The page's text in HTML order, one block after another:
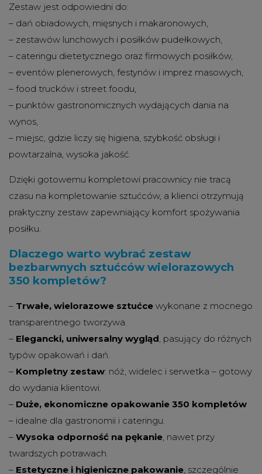
Zestaw jest odpowiedni do:
– dań obiadowych, mięsnych i makaronowych,
– zestawów lunchowych i posiłków pudełkowych,
– cateringu dietetycznego oraz firmowych posiłków,
– eventów plenerowych, festynów i imprez masowych,
– food trucków i street foodu,
– punktów gastronomicznych wydających dania na
wynos,
– miejsc, gdzie liczy się higiena, szybkość obsługi i
powtarzalna, wysoka jakość.
Dzięki gotowemu kompletowi pracownicy nie tracą
czasu na kompletowanie sztućców, a klienci otrzymują
praktyczny zestaw zapewniający komfort spożywania
posiłku.
Dlaczego warto wybrać zestaw
bezbarwnych sztućców wielorazowych
350 kompletów?
– Trwałe, wielorazowe sztućce wykonane z mocnego
transparentnego tworzywa.
– Elegancki, uniwersalny wygląd, pasujący do różnych
typów opakowań i dań.
– Kompletny zestaw: nóż, widelec i serwetka – gotowy
do wydania klientowi.
– Duże, ekonomiczne opakowanie 350 kompletów
– idealne dla gastronomii i cateringu.
– Wysoka odporność na pękanie, nawet przy
twardszych potrawach.
– Estetyczne i higieniczne pakowanie, szczególnie